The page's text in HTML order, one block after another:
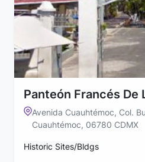
Panteón Francés De
Avenida Cuauhtémoc, Col.
Cuauhtémoc, 06780 CDMX
Historic Sites/Bldgs